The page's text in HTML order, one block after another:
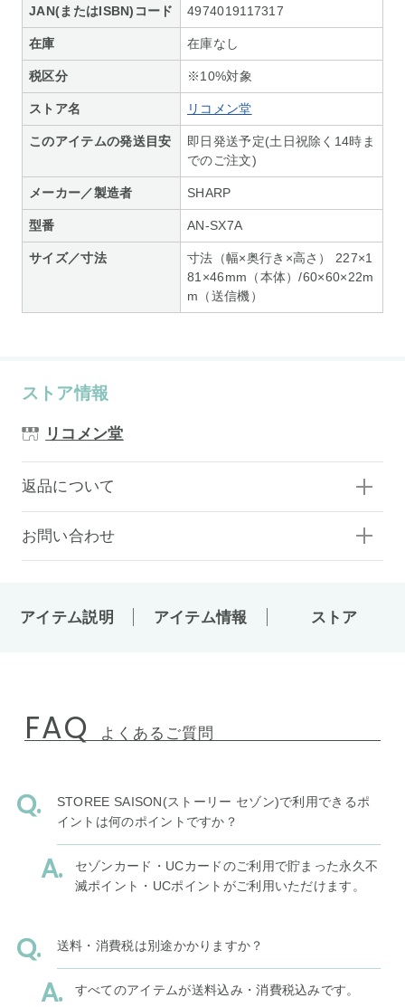
JAN(またはISBN)コード 4974019117317
在庫 在庫なし
税区分 ※10%対象
ストア名 リコメン堂
このアイテムの発送目安
即日発送予定(土日祝除く14時ま
でのご注文)
メーカー／製造者 SHARP
型番 AN-SX7A
サイズ／寸法
寸法（幅×奥行き×高さ） 227×1
81×46mm（本体）/60×60×22m
m（送信機）
ストア情報
リコメン堂
返品について
お問い合わせ
アイテム説明 アイテム情報 ストア
FAQ よくあるご質問
STOREE SAISON(ストーリー セゾン)で利用できるポ
イントは何のポイントですか？
セゾンカード・UCカードのご利用で貯まった永久不
滅ポイント・UCポイントがご利用いただけます。
送料・消費税は別途かかりますか？
すべてのアイテムが送料込み・消費税込みです。